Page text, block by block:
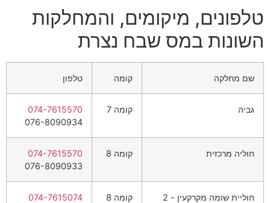
טלפונים, מיקומים, והמחלקות
השונות במס שבח נצרת
שם מחלקה קומה טלפון
גביה קומה 7
074-7615570
076-8090934
חוליה מרכזית קומה 8
074-7615570
076-8090933
חוליית שומה מקרקעין - 2 קומה 8
074-7615074